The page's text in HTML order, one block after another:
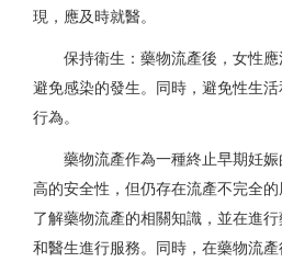
現，應及時就醫。
保持衛生：藥物流產後，女性應
避免感染的發生。同時，避免性生
行為。
藥物流產作為一種終止早期妊
高的安全性，但仍存在流產不完全
了解藥物流產的相關知識，並在進
和醫生進行服務。同時，在藥物流